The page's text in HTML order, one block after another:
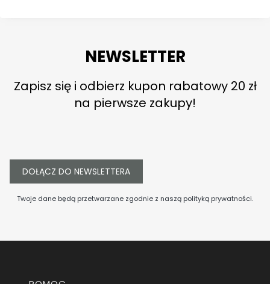
NEWSLETTER
Zapisz się i odbierz kupon rabatowy 20 zł
na pierwsze zakupy!
DOŁĄCZ DO NEWSLETTERA
Twoje dane będą przetwarzane zgodnie z naszą polityką prywatności.